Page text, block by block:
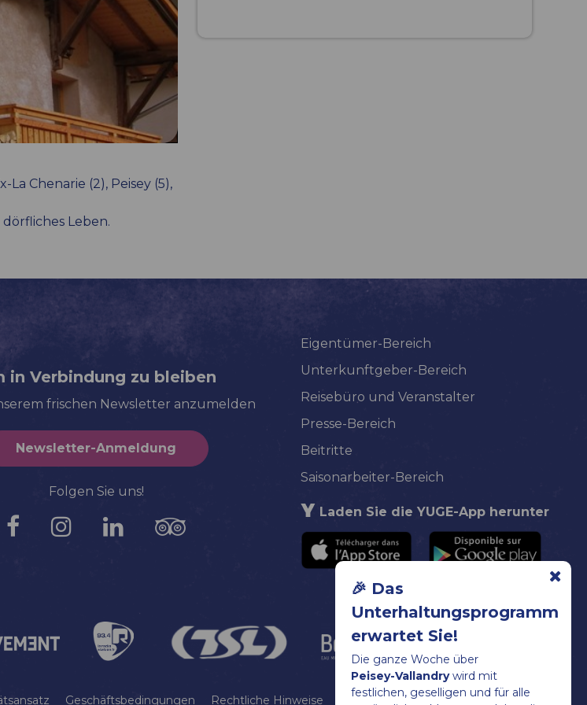
🎉 Das
Unterhaltungsprogramm
erwartet Sie!
Die ganze Woche über
Peisey-Vallandrywird mit
festlichen, geselligen und für alle
Chenarie (2), Peisey (5),
Leben.
in Verbindung zu bleiben
frischen Newsletter anzumelden
Newsletter-Anmeldung
Folgen Sie uns!
Eigentümer-Bereich
Unterkunftgeber-Bereich
Reisebüro und Veranstalter
Presse-Bereich
Beitritte
Saisonarbeiter-Bereich
Laden Sie die YUGE-App herunter
Geschäftsbedingungen Rechtliche Hinweise Sitemap Cookies verwalten